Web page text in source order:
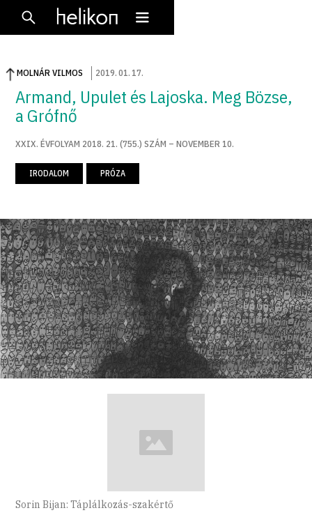
MOLNÁR VILMOS 2019.01. 17.
Armand, Upulet és Lajoska. Meg Bözse,
a Grófnő
XXIX. ÉVFOLYAM 2018. 21. (755.) SZÁM – NOVEMBER 10.
IRODALOM PRÓZA
Sorin Bijan: Táplálkozás-szakértő